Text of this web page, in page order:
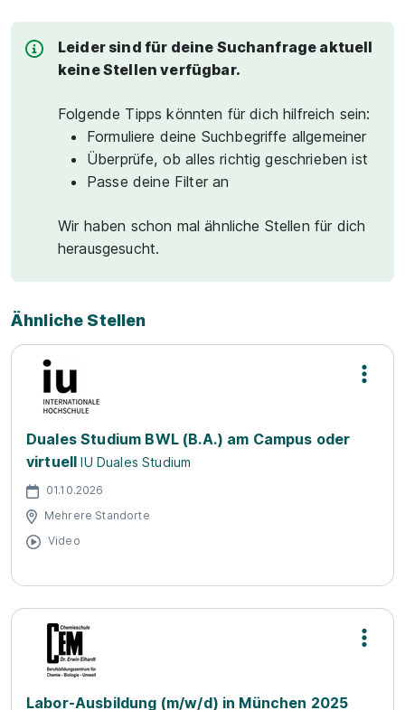
Leider sind für deine Suchanfrage aktuell
keine Stellen verfügbar.
Folgende Tipps könnten für dich hilfreich sein:
Formuliere deine Suchbegriffe allgemeiner
Überprüfe, ob alles richtig geschrieben ist
Passe deine Filter an
Wir haben schon mal ähnliche Stellen für dich
herausgesucht.
Ähnliche Stellen
Duales Studium BWL (B.A.) am Campus oder
virtuell IU Duales Studium
01.10.2026
Mehrere Standorte
Video
Labor-Ausbildung (m/w/d) in München 2025